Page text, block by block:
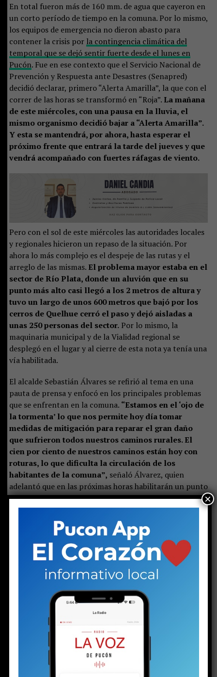
En total fueron más de 160 mm. de agua que cayeron en
un corto período de tiempo en la comuna. Por lo mismo,
los equipos de emergencia no dieron abasto para
contener la crisis por la contingencia climática del
temporal que se dejó sentir fuerte desde el lunes en
Pucón. Fue en ese contexto que el Servicio Nacional de
Prevención y Respuesta ante Desastres (Senapred)
decidió declarar, primero “Alerta Amarilla”, la que con el
correr de las horas se transformó en “Roja”. La mañana
de este miércoles, con una pausa en la lluvia, el
mismo organismo decidió bajar a “Alerta Amarilla”.
Y esta se mantendrá, por ahora, hasta esperar el
próximo frente que entrará la tarde del jueves y que
vendrá acompañado con fuertes ráfagas de viento.
Pero con el sol de este miércoles las autoridades locales
y regionales hicieron un repaso de la situación. Por
ahora lo más complejo es el despeje de las rutas y el
arreglo de las mismas. El problema mayor estaba en el
sector de Río Plata, donde un aluvión que en su
punto más alto casi llegó a los 2 metros de altura y
tuvo un largo de unos 600 metros que bajó por los
cerros de Quelhue cerró el paso y dejó aisladas a
unas 250 personas del sector.Por lo mismo, la
maquinaria municipal y de la Vialidad regional se
desplegó en el lugar y al cierre de esta nota ya tenía una
vía habilitada.
El alcalde Sebastián Álvares se refirió al tema en una
pauta de prensa y enfocó en los principales problemas
que se enfrentan en la comuna. “Estamos en el ‘ojo de
la tormenta’ lo que nos permite hoy día tomar
medidas de mitigación para reparar el gran daño
que sufrieron todos nuestros caminos rurales. El
cien por ciento de nuestros caminos están hoy con
roturas, lo que dificulta la circulación de los
habitantes de la comuna”, señaló Álvarez, quien
adelantó que en las próximas horas habilitarán un punto
de comando y control para enfrentar el temporal que
entrará la tarde de este jueves: “Ahí van a trabajar todos
los organismos vinculados a la prevención para
monitoreo por 24 horas”.
En el resto del resumen, se explicó que en la comuna hay
14 casas complicadas por los efectos del agua en
diversos sectores como en laCordillera Alta y Baja,
pasaje Chiguayante y Camino Internacional. Entre
los caminos, lo más complicado es en la Subida
Krause en Los Riscos, donde la lluvia dejó grietas de
casi 1,5 metros de profundidad.En todo lo anterior
trabaja el equipo de la Unidad de Gestión de Riesgos y
Desastres de la municipalidad, liderada por Esteban
Backit, quien ha estado frente a la contingencia desde
que comenzó el lunes.
×